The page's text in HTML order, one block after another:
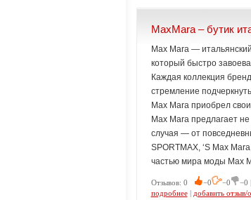
МахМаrа – бутик
Max Mara —
который быстро
Каждая коллекция
стремление
Max Mara приобрел
Max Mara предлагает
случая — от
SPORTMAX, ‘S Max
частью мира моды Max
Отзывов: 0 −0 −0 −0
подробнее| добавить отзыв/